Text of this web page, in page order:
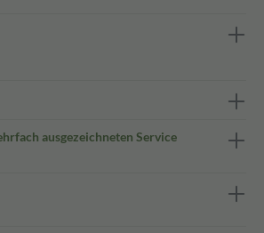
ausgezeichneten Service